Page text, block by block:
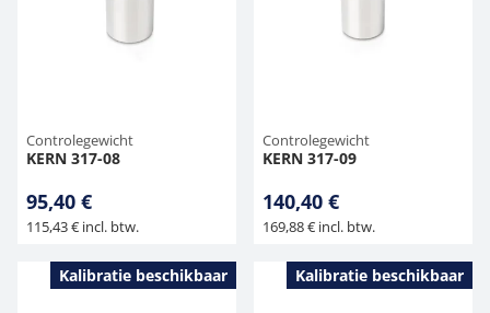
Controlegewicht
KERN 317-08
95,40 €
115,43 € incl. btw.
Controlegewicht
KERN 317-09
140,40 €
169,88 € incl. btw.
Kalibratie beschikbaar Kalibratie beschikbaar